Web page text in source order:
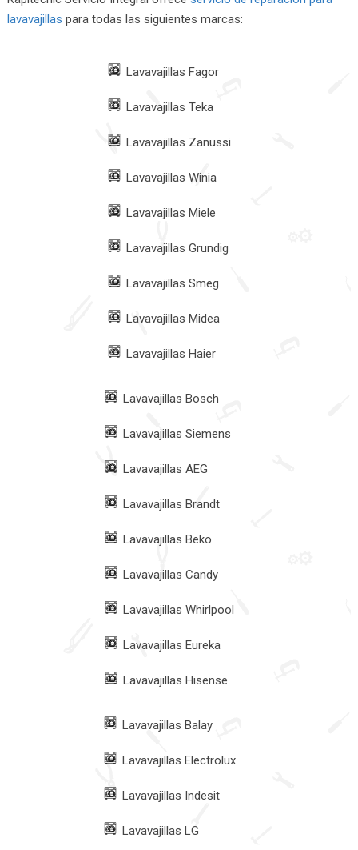
lavavajillas para todas las siguientes marcas:
Lavavajillas Fagor
Lavavajillas Teka
Lavavajillas Zanussi
Lavavajillas Winia
Lavavajillas Miele
Lavavajillas Grundig
Lavavajillas Smeg
Lavavajillas Midea
Lavavajillas Haier
Lavavajillas Bosch
Lavavajillas Siemens
Lavavajillas AEG
Lavavajillas Brandt
Lavavajillas Beko
Lavavajillas Candy
Lavavajillas Whirlpool
Lavavajillas Eureka
Lavavajillas Hisense
Lavavajillas Balay
Lavavajillas Electrolux
Lavavajillas Indesit
Lavavajillas LG